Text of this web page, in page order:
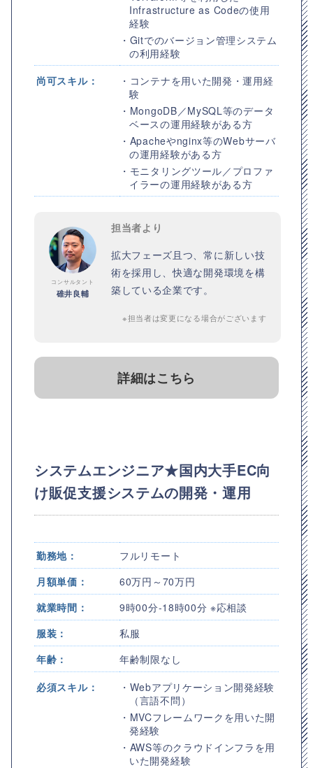
Infrastructure as Codeの使用
経験
・Gitでのバージョン管理システム
の利用経験
尚可スキル：
・コンテナを用いた開発・運用経
験
・MongoDB／MySQL等のデータ
ベースの運用経験がある方
・Apacheやnginx等のWebサーバ
の運用経験がある方
・モニタリングツール／プロファ
イラーの運用経験がある方
コンサルタント
碓井良輔
担当者より
拡大フェーズ且つ、常に新しい技
術を採用し、快適な開発環境を構
築している企業です。
※担当者は変更になる場合がございます
詳細はこちら
システムエンジニア★国内大手EC向
け販促支援システムの開発・運用
勤務地：
フルリモート
月額単価：
60万円～70万円
就業時間：
9時00分-18時00分 ※応相談
服装：
私服
年齢：
年齢制限なし
必須スキル：
・Webアプリケーション開発経験
（言語不問）
・MVCフレームワークを用いた開
発経験
・AWS等のクラウドインフラを用
いた開発経験